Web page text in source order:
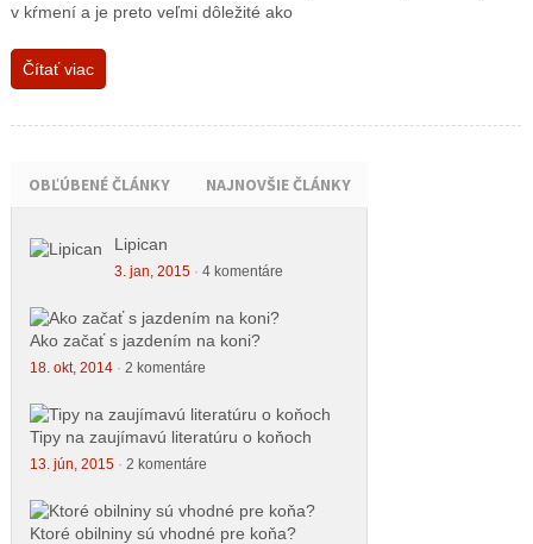
v kŕmení a je preto veľmi dôležité ako
Čítať viac
OBĽÚBENÉ ČLÁNKY NAJNOVŠIE ČLÁNKY
Lipican
3. jan, 2015· 4 komentáre
Ako začať s jazdením na koni?
18. okt, 2014· 2 komentáre
Tipy na zaujímavú literatúru o koňoch
13. jún, 2015· 2 komentáre
Ktoré obilniny sú vhodné pre koňa?